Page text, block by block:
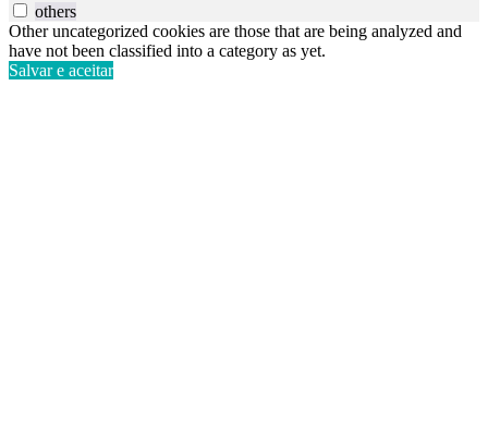
others
Other uncategorized cookies are those that are being analyzed and
have not been classified into a category as yet.
Salvar e aceitar